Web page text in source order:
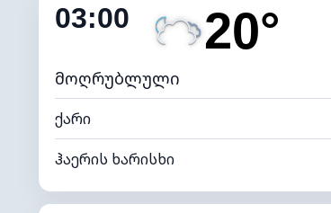
ნამის წერტილი
განათების ინდექსი
03:00 20°
მოღრუბლული
ქარი
ჰაერის ხარისხი
შიდა ტენიანობა